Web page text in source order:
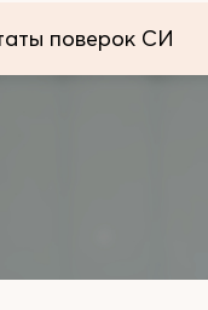
поверок СИ